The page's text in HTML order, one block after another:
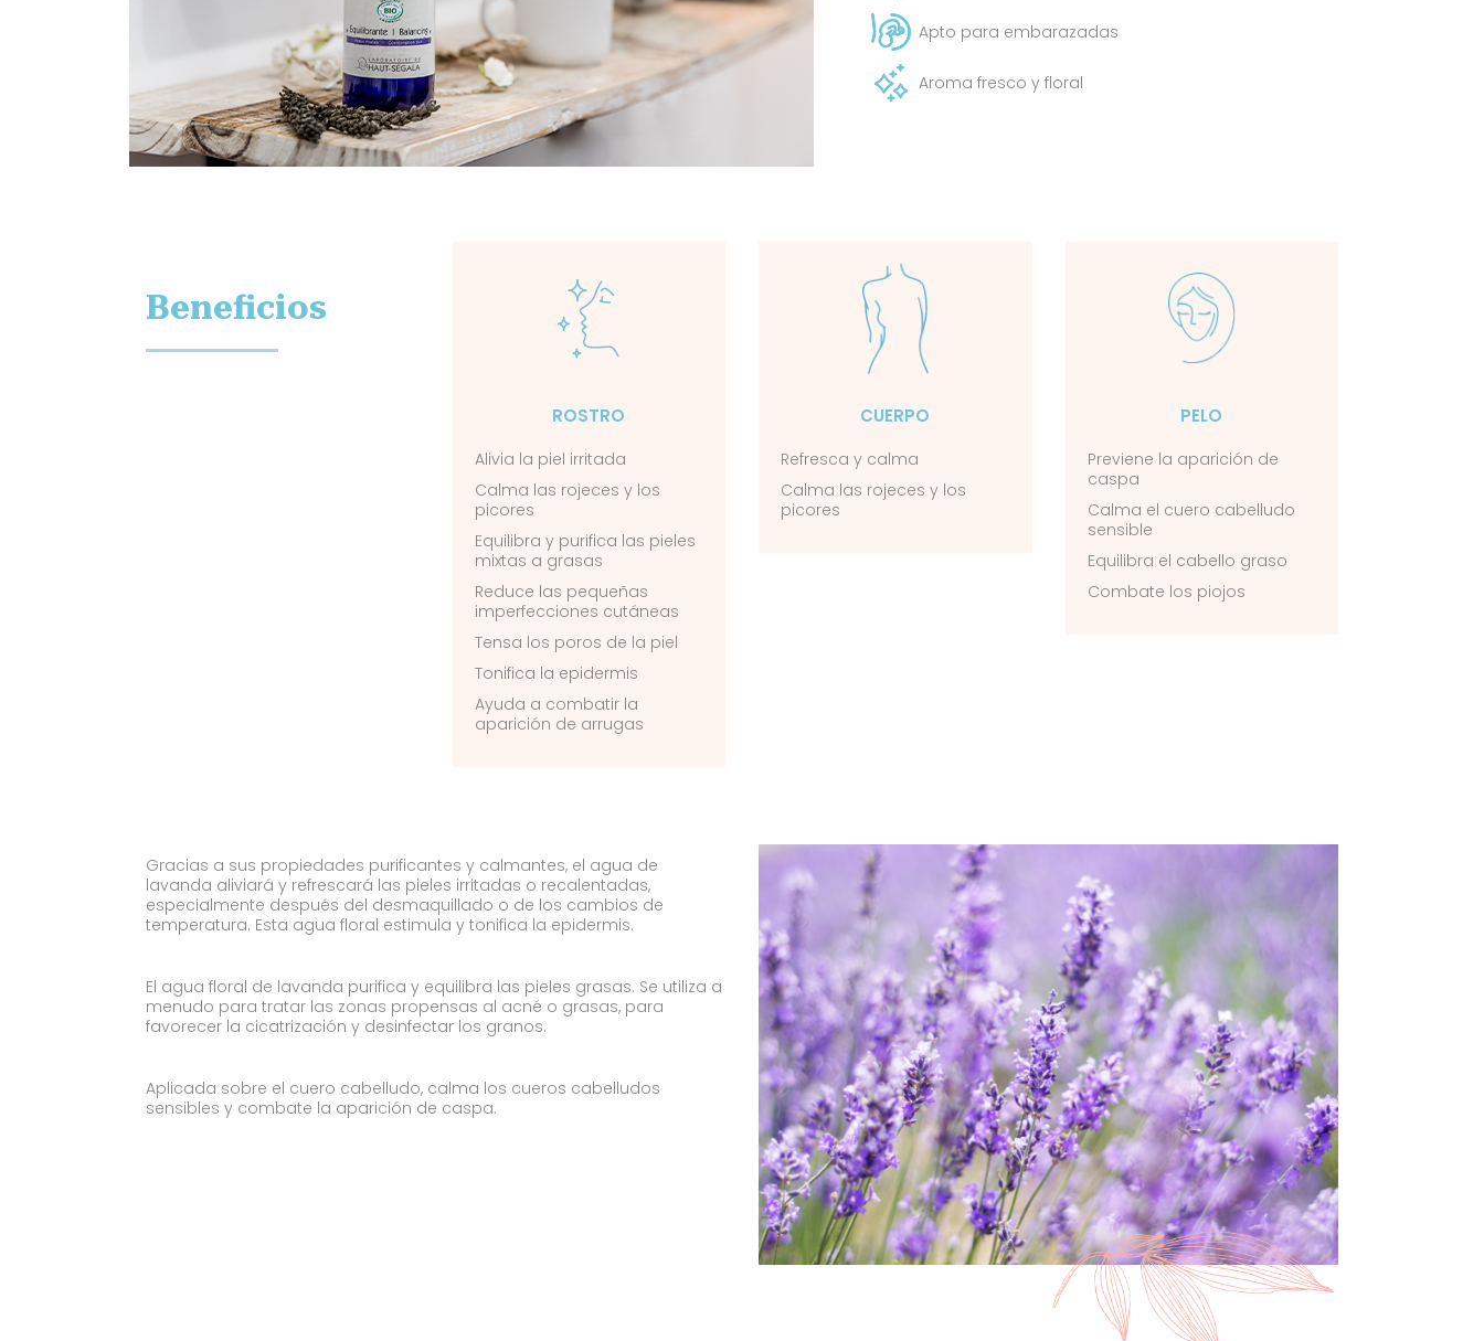
Apto para embarazadas
Aroma fresco y floral
Beneficios
ROSTRO
Alivia la piel irritada
Calma las rojeces y los
picores
Equilibra y purifica las pieles
mixtas a grasas
Reduce las pequeñas
imperfecciones cutáneas
Tensa los poros de la piel
Tonifica la epidermis
Ayuda a combatir la
aparición de arrugas
CUERPO
Refresca y calma
Calma las rojeces y los
picores
PELO
Previene la aparición de
caspa
Calma el cuero cabelludo
sensible
Equilibra el cabello graso
Combate los piojos
Gracias a sus propiedades purificantes y calmantes, el agua de
lavanda aliviará y refrescará las pieles irritadas o recalentadas,
especialmente después del desmaquillado o de los cambios de
temperatura. Esta agua floral estimula y tonifica la epidermis.
El agua floral de lavanda purifica y equilibra las pieles grasas. Se utiliza a
menudo para tratar las zonas propensas al acné o grasas, para
favorecer la cicatrización y desinfectar los granos.
Aplicada sobre el cuero cabelludo, calma los cueros cabelludos
sensibles y combate la aparición de caspa.